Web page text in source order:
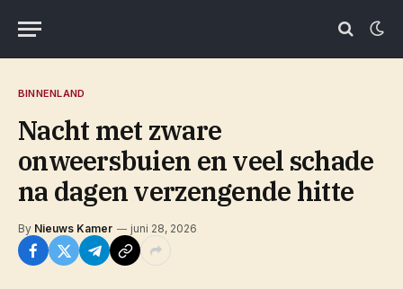
BINNENLAND
Nacht met zware
onweersbuien en veel schade
na dagen verzengende hitte
By Nieuws Kamer juni 28, 2026